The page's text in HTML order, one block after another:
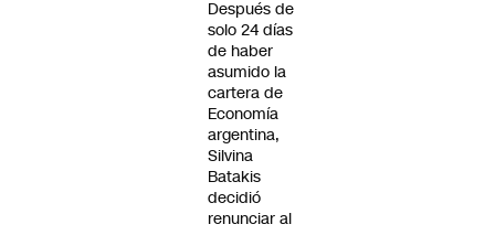
Después de
solo 24 días
de haber
asumido la
cartera de
Economía
argentina,
Silvina
Batakis
decidió
renunciar al